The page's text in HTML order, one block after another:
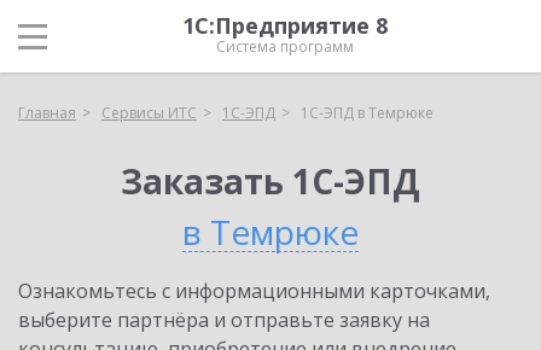
1С:Предприятие 8
Система программ
Главная Сервисы ИТС 1С-ЭПД 1С-ЭПД в Темрюке
Заказать 1С-ЭПД
в Темрюке
Ознакомьтесь с информационными карточками,
выберите партнёра и отправьте заявку на